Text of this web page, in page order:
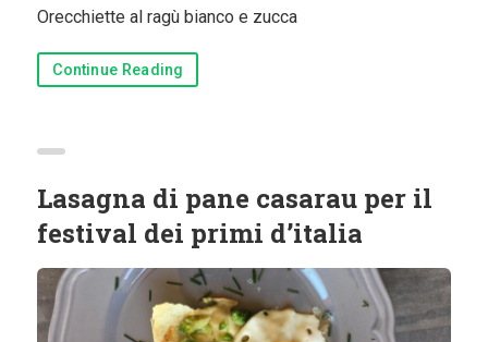
Orecchiette al ragù bianco e zucca
Continue Reading
Lasagna di pane casarau per il
festival dei primi d’italia